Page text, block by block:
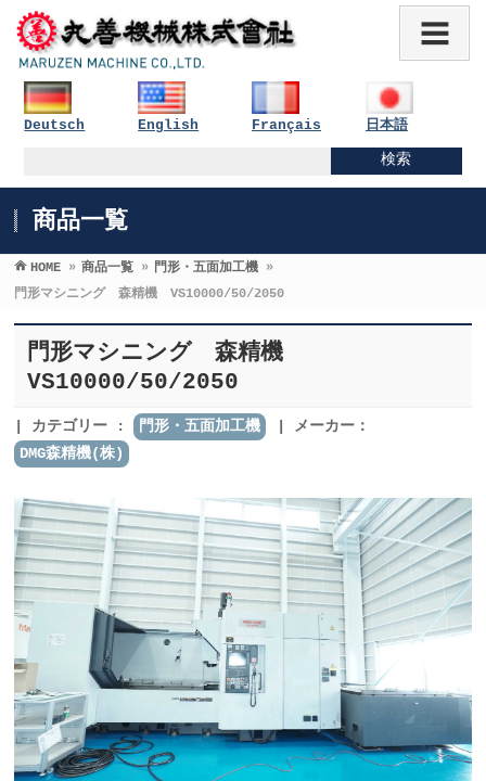
Deutsch English Français 日本語
商品一覧
HOME » 商品一覧 » 門形・五面加工機 »
門形マシニング 森精機 VS10000/50/2050
門形マシニング 森精機
VS10000/50/2050
カテゴリー : 門形・五面加工機
メーカー：
DMG森精機(株)